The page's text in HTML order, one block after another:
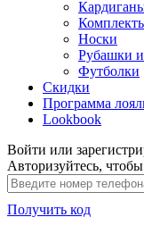
Носки
Рубашки
Футболки
Скидки
Программа
Lookbook
Войти или
Авторизуйтесь,
Получить код